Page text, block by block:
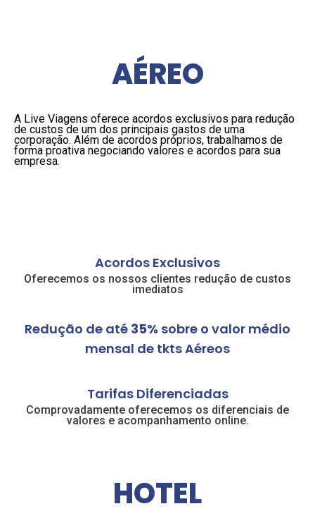
AÉREO
A Live Viagens oferece acordos exclusivos para redução
de custos de um dos principais gastos de uma
corporação. Além de acordos próprios, trabalhamos de
forma proativa negociando valores e acordos para sua
empresa.
Acordos Exclusivos
Oferecemos os nossos clientes redução de custos
imediatos
Redução de até 35% sobre o valor médio
mensal de tkts Aéreos
Tarifas Diferenciadas
Comprovadamente oferecemos os diferenciais de
valores e acompanhamento online.
HOTEL